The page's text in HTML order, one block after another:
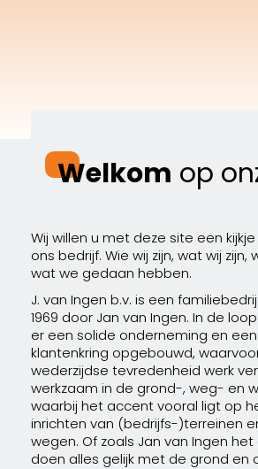
Welkom op
Wij willen u met deze site een
ons bedrijf. Wie wij zijn, wat wij
wat we gedaan hebben.
J. van Ingen b.v. is een
1969 door Jan van Ingen. In de
er een solide onderneming en
klantenkring opgebouwd,
wederzijdse tevredenheid werk
werkzaam in de grond-, weg- en
waarbij het accent vooral ligt op
inrichten van (bedrijfs-)terreinen
wegen. Of zoals Jan van Ingen het
doen alles gelijk met de grond en